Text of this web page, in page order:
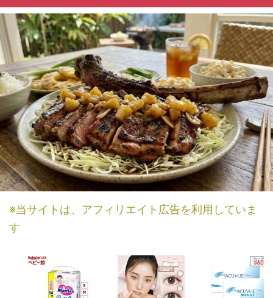
※当サイトは、アフィリエイト広告を利用していま
す